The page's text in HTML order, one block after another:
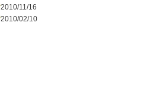
2010/11/16
2010/02/10